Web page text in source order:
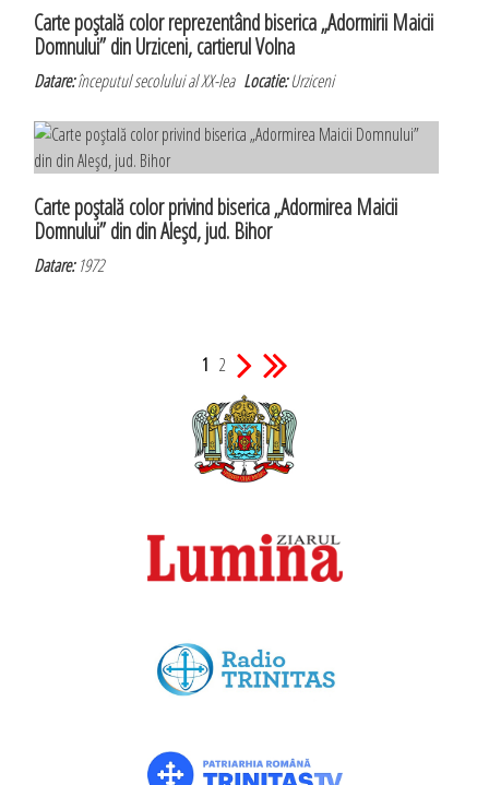
Carte poştală color reprezentând biserica „Adormirii Maicii
Domnului” din Urziceni, cartierul Volna
Datare:începutul secolului al XX-leaLocatie:Urziceni
Carte poştală color privind biserica „Adormirea Maicii
Domnului” din din Aleşd, jud. Bihor
Datare:1972
1 2